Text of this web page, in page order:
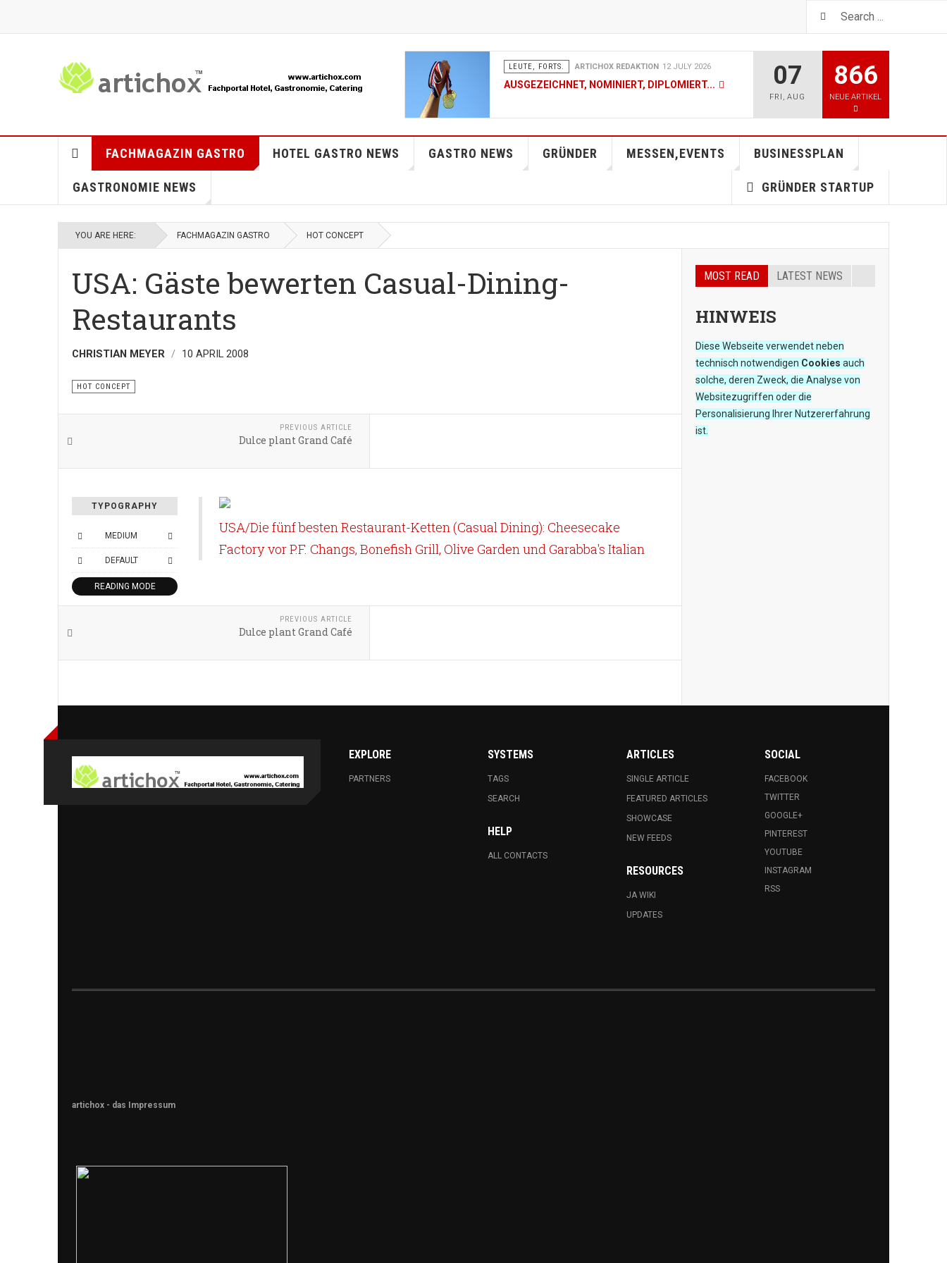
LEUTE, FORTS. ARTICHOX REDAKTION 12 JULY 2026
AUSGEZEICHNET, NOMINIERT, DIPLOMIERT...
LEUTE, FORTS. ARTICHOX REDAKTION 19 JUNE 2026
FRAUENNETZWERK FOODSERVICE - JETZT AUCH IN
DER SCHWEIZ
05 MAY 2026
LA CUISINE DES JEUNES 2026 - SIEG GEHT AN JANIS
07
FRI ,AUG
866
NEUE ARTIKEL
FACHMAGAZIN GASTRO HOTEL GASTRO NEWS GASTRO NEWS GRÜNDER MESSEN,EVENTS BUSINESSPLAN
GASTRONOMIE NEWS GRÜNDER STARTUP
YOU ARE HERE: FACHMAGAZIN GASTRO HOT CONCEPT
USA: Gäste bewerten Casual-Dining-
Restaurants
CHRISTIAN MEYER 10 APRIL 2008
HOT CONCEPT
PREVIOUS ARTICLE
Dulce plant Grand Café
TYPOGRAPHY
MEDIUM
DEFAULT
READING MODE
USA/Die fünf besten Restaurant-Ketten (Casual Dining): Cheesecake
Factory vor P.F. Changs, Bonefish Grill, Olive Garden und Garabba's Italian
PREVIOUS ARTICLE
Dulce plant Grand Café
MOST READ LATEST NEWS
HINWEIS
Diese Webseite verwendet neben
technisch notwendigen Cookies auch
solche, deren Zweck, die Analyse von
Websitezugriffen oder die
Personalisierung Ihrer Nutzererfahrung
ist.
EXPLORE
PARTNERS
SYSTEMS
TAGS
SEARCH
HELP
ALL CONTACTS
ARTICLES
SINGLE ARTICLE
FEATURED ARTICLES
SHOWCASE
NEW FEEDS
RESOURCES
JA WIKI
UPDATES
SOCIAL
FACEBOOK
TWITTER
GOOGLE+
PINTEREST
YOUTUBE
INSTAGRAM
RSS
artichox - das Impressum